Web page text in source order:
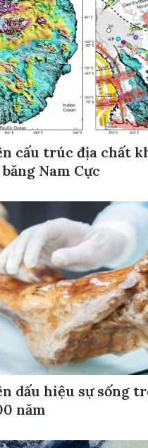
cấu trúc địa chất
Nam Cực
dấu hiệu sự sống
năm